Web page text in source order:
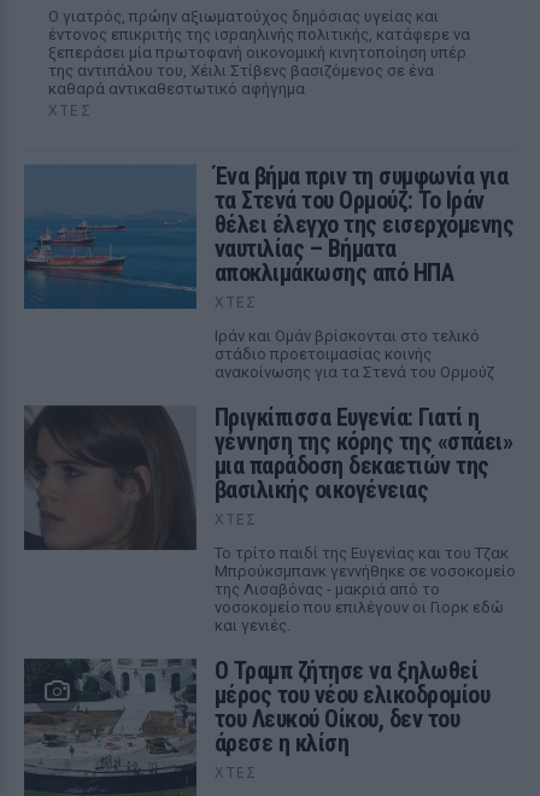
Ο γιατρός, πρώην αξιωματούχος δημόσιας υγείας και
έντονος επικριτής της ισραηλινής πολιτικής, κατάφερε να
ξεπεράσει μία πρωτοφανή οικονομική κινητοποίηση υπέρ
της αντιπάλου του, Χέιλι Στίβενς βασιζόμενος σε ένα
καθαρά αντικαθεστωτικό αφήγημα
ΧΤΕΣ
Ένα βήμα πριν τη συμφωνία για
τα Στενά του Ορμούζ: Το Ιράν
θέλει έλεγχο της εισερχόμενης
ναυτιλίας – Βήματα
αποκλιμάκωσης από ΗΠΑ
ΧΤΕΣ
Ιράν και Ομάν βρίσκονται στο τελικό
στάδιο προετοιμασίας κοινής
ανακοίνωσης για τα Στενά του Ορμούζ
Πριγκίπισσα Ευγενία: Γιατί η
γέννηση της κόρης της «σπάει»
μια παράδοση δεκαετιών της
βασιλικής οικογένειας
ΧΤΕΣ
Το τρίτο παιδί της Ευγενίας και του Τζακ
Μπρούκσμπανκ γεννήθηκε σε νοσοκομείο
της Λισαβόνας - μακριά από το
νοσοκομείο που επιλέγουν οι Γιορκ εδώ
και γενιές.
Ο Τραμπ ζήτησε να ξηλωθεί
μέρος του νέου ελικοδρομίου
του Λευκού Οίκου, δεν του
άρεσε η κλίση
ΧΤΕΣ